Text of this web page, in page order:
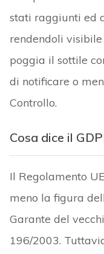
stati raggiunti ed
rendendoli
poggia il sottile
di notificare o
Controllo.
Cosa dice il
Il Regolamento
meno la figura
Garante del
196/2003.